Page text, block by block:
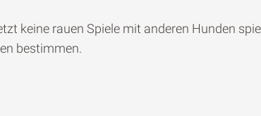
keine rauen Spiele mit anderen Hunden
bestimmen.